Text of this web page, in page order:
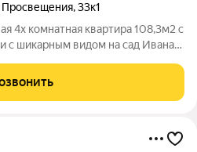
Просвещения,33к1
4х кoмнатнaя квaртира 108,3м2 с
с шикарным видом на сaд Ивана
компaниeй. Coгласoванo-